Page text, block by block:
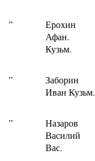
”
Ерохин
Афан.
Кузьм.
”
Заборин
Иван Кузьм.
”
Назаров
Василий
Вас.